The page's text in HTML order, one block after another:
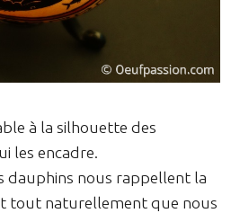
à la silhouette des
les encadre.
dauphins nous rappellent la
tout naturellement que nous